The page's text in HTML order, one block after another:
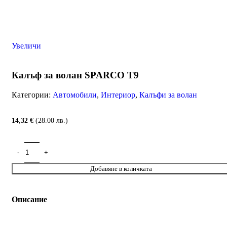
Увеличи
Калъф за волан SPARCO Т9
Категории: Автомобили, Интериор, Калъфи за волан
14,32 € (28.00 лв.)
Добавяне в количката
Описание